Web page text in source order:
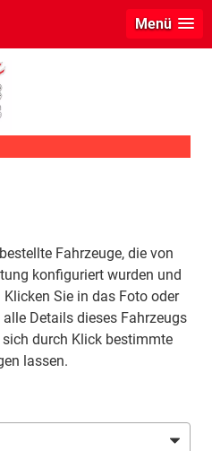
Menü
ist leider nicht
Fahrzeuge, die von
konfiguriert wurden und
Sie in das Foto oder
Details dieses Fahrzeugs
durch Klick bestimmte
lassen.